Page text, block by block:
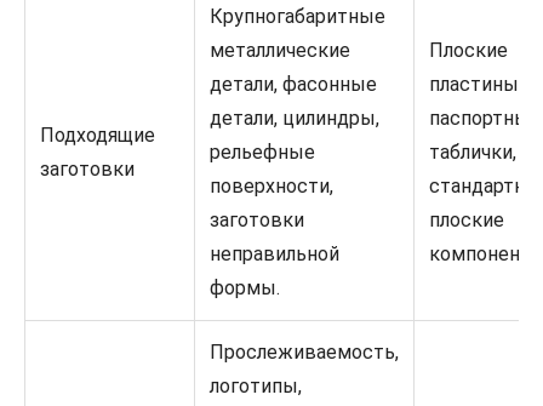
Подходящие
заготовки
Крупногабаритные
металлические
детали, фасонные
детали, цилиндры,
рельефные
поверхности,
заготовки
неправильной
формы.
Плоские
пластины,
паспортные
таблички,
плоские
Прослеживаемость,
логотипы,